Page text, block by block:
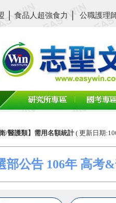
食品人超強食力 公職護理
/醫護類】需用名額統計( 更新日期
部公告 106年 高考